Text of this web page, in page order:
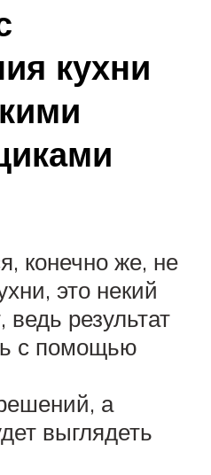
кухни
конечно же, не
это некий
результат
с помощью
а
выглядеть